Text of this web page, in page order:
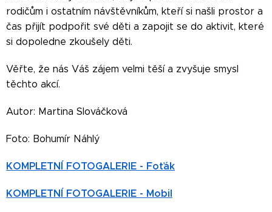
rodičům i ostatním návštěvníkům, kteří si našli prostor a
čas přijít podpořit své děti a zapojit se do aktivit, které
si dopoledne zkoušely děti.
Věřte, že nás Váš zájem velmi těší a zvyšuje smysl
těchto akcí.
Autor: Martina Slováčková
Foto: Bohumír Náhlý
KOMPLETNÍ FOTOGALERIE - Foťák
KOMPLETNÍ FOTOGALERIE - Mobil